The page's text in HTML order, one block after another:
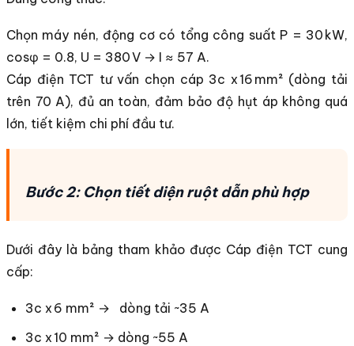
Chọn máy nén, động cơ có tổng công suất P = 30 kW,
cosφ = 0.8, U = 380 V → I ≈ 57 A.
Cáp điện TCT tư vấn chọn cáp 3c x 16 mm² (dòng tải
trên 70 A), đủ an toàn, đảm bảo độ hụt áp không quá
lớn, tiết kiệm chi phí đầu tư.
Bước 2: Chọn tiết diện ruột dẫn phù hợp
Dưới đây là bảng tham khảo được Cáp điện TCT cung
cấp:
3c x 6 mm² → dòng tải ~35 A
3c x 10 mm² → dòng ~55 A